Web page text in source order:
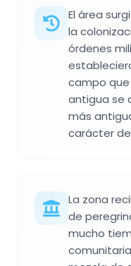
El área
la
órdenes
campo que
antigua se
más
carácter
La zona
de
mucho